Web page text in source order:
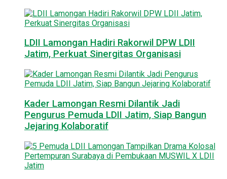
LDII Lamongan Hadiri Rakorwil DPW LDII
Jatim, Perkuat Sinergitas Organisasi
Kader Lamongan Resmi Dilantik Jadi
Pengurus Pemuda LDII Jatim, Siap Bangun
Jejaring Kolaboratif